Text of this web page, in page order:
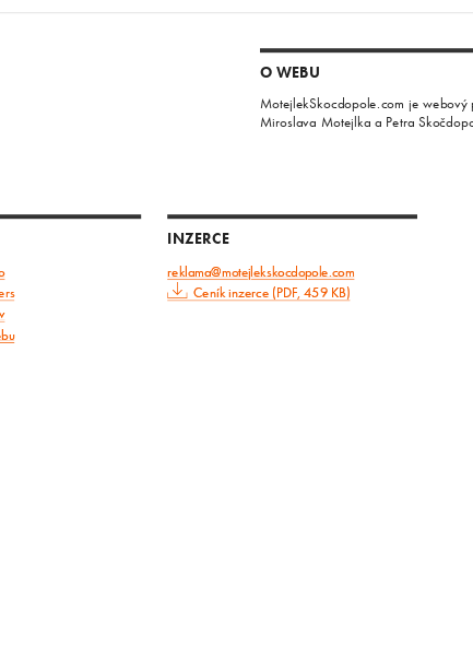
O WEBU
MotejlekSkocdopole.com je webový
Miroslava Motejlka a Petra
INZERCE
reklama@motejlekskocdopole.com
Ceník inzerce (PDF, 459 KB)